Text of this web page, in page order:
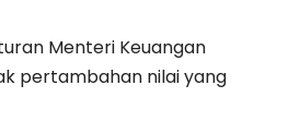
Menteri Keuangan
pertambahan nilai yang